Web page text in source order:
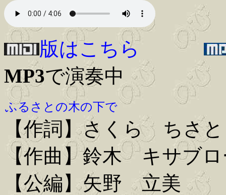
版はこちら
MP3で演奏中
ふるさとの木の下で
【作詞】さくら ちさと
【作曲】鈴木 キサブ
【公編】矢野 立美